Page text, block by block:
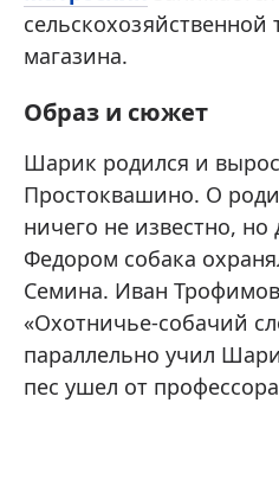
магазина.
Образ и сюжет
Шарик родился и
Простоквашино. О
ничего не известно, но
Федором собака
Семина. Иван
«Охотничье-собачий
параллельно учил
пес ушел от